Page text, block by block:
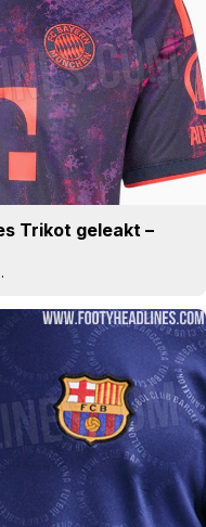
Trikot geleakt –